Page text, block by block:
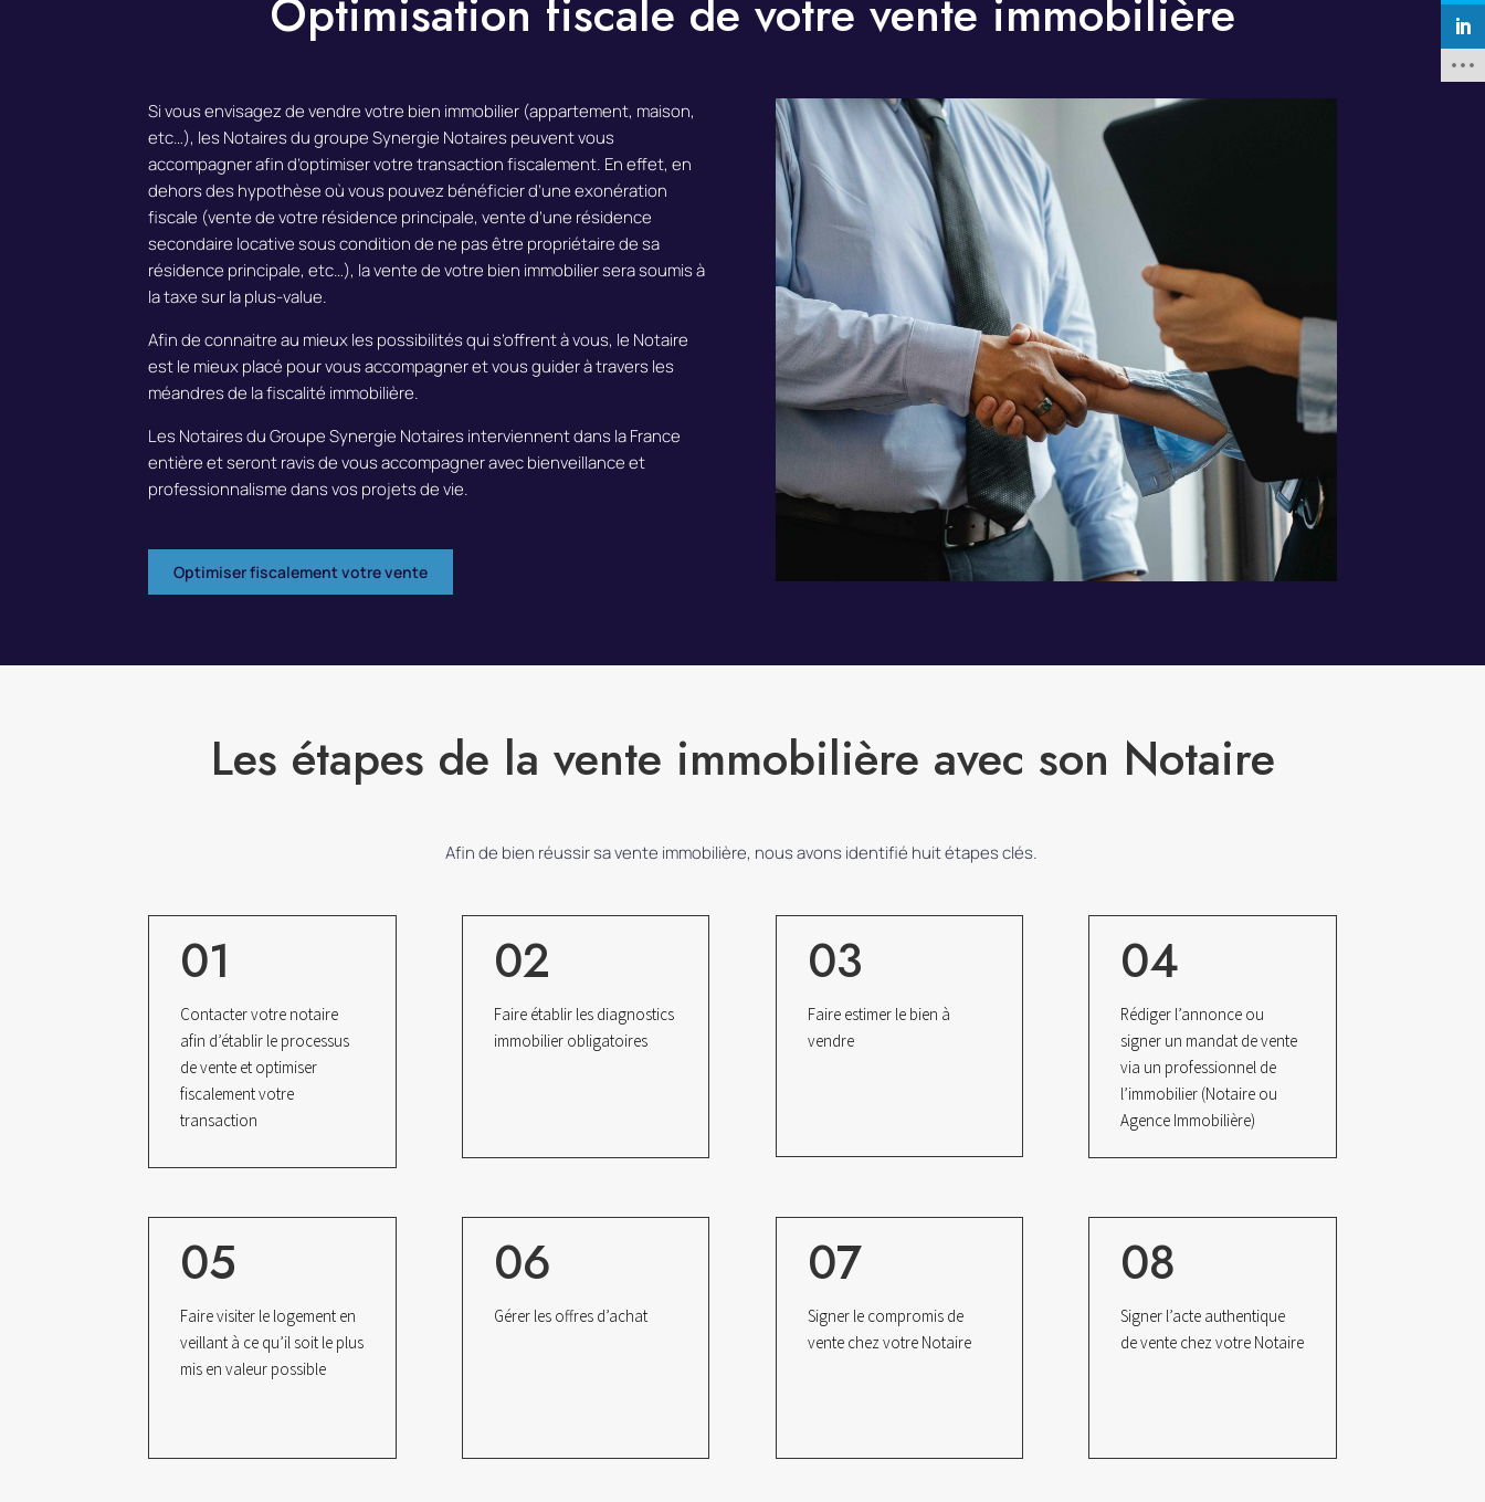
Optimisation fiscale de votre vente immobilière
Si vous envisagez de vendre votre bien immobilier (appartement, maison,
etc…), les Notaires du groupe Synergie Notaires peuvent vous
accompagner afin d’optimiser votre transaction fiscalement. En effet, en
dehors des hypothèse où vous pouvez bénéficier d’une exonération
fiscale (vente de votre résidence principale, vente d’une résidence
secondaire locative sous condition de ne pas être propriétaire de sa
résidence principale, etc…), la vente de votre bien immobilier sera soumis à
la taxe sur la plus-value.
Afin de connaitre au mieux les possibilités qui s’offrent à vous, le Notaire
est le mieux placé pour vous accompagner et vous guider à travers les
méandres de la fiscalité immobilière.
Les Notaires du Groupe Synergie Notaires interviennent dans la France
entière et seront ravis de vous accompagner avec bienveillance et
professionnalisme dans vos projets de vie.
Optimiser fiscalement votre vente
Les étapes de la vente immobilière avec son Notaire
Afin de bien réussir sa vente immobilière, nous avons identifié huit étapes clés.
01
Contacter votre notaire
afin d’établir le processus
de vente et optimiser
fiscalement votre
transaction
02
Faire établir les diagnostics
immobilier obligatoires
03
Faire estimer le bien à
vendre
04
Rédiger l’annonce ou
signer un mandat de vente
via un professionnel de
l’immobilier (Notaire ou
Agence Immobilière)
05
Faire visiter le logement en
veillant à ce qu’il soit le plus
mis en valeur possible
06
Gérer les offres d’achat
07
Signer le compromis de
vente chez votre Notaire
08
Signer l’acte authentique
de vente chez votre Notaire